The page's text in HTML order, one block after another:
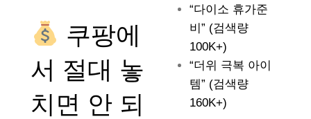
쿠팡에
서 절대 놓
치면 안 되
“다이소 휴가준
비” (검색량
100K+)
“더위 극복 아이
템” (검색량
160K+)